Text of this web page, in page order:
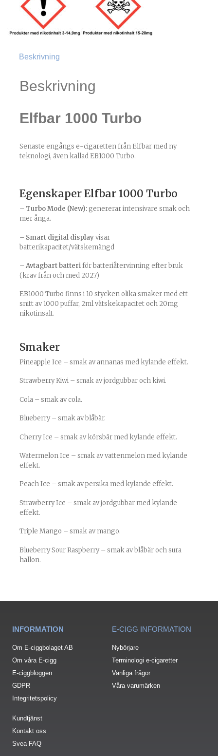
Beskrivning
Beskrivning
Elfbar 1000 Turbo
Senaste engångs e-cigaretten från Elfbar med ny
teknologi, även kallad EB1000 Turbo.
Egenskaper Elfbar 1000 Turbo
– Turbo Mode (New): genererar intensivare smak och
mer ånga.
– Smart digital displayvisar
batterikapacitet/vätskemängd
– Avtagbart batteriför batteriåtervinning efter bruk
(krav från och med 2027)
EB1000 Turbo finns i 10 stycken olika smaker med ett
snitt av 1000 puffar, 2ml vätskekapacitet och 20mg
nikotinsalt.
Smaker
Pineapple Ice – smak av annanas med kylande effekt.
Strawberry Kiwi – smak av jordgubbar och kiwi.
Cola – smak av cola.
Blueberry – smak av blåbär.
Cherry Ice – smak av körsbär med kylande effekt.
Watermelon Ice – smak av vattenmelon med kylande
effekt.
Peach Ice – smak av persika med kylande effekt.
Strawberry Ice – smak av jordgubbar med kylande
effekt.
Triple Mango – smak av mango.
Blueberry Sour Raspberry – smak av blåbär och sura
hallon.
INFORMATION
Om E-ciggbolaget AB
Om våra E-cigg
E-ciggbloggen
GDPR
Integritetspolicy
Kundtjänst
Kontakt oss
Svea FAQ
E-CIGG INFORMATION
Nybörjare
Terminologi e-cigaretter
Vanliga frågor
Våra varumärken